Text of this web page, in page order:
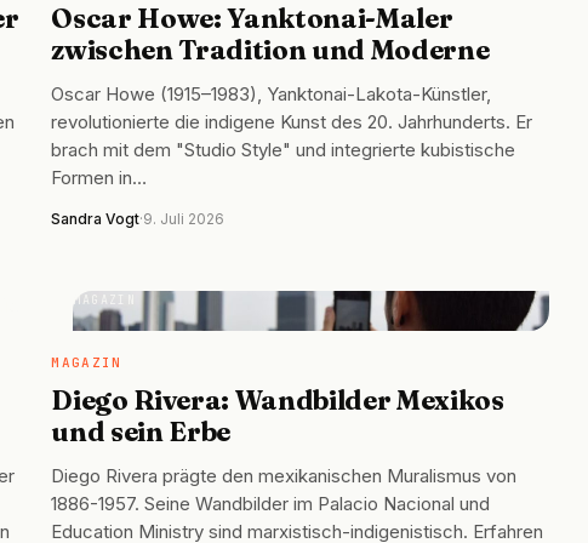
Oscar Howe: Yanktonai-Maler
zwischen Tradition und Moderne
Oscar Howe (1915–1983), Yanktonai-Lakota-Künstler,
revolutionierte die indigene Kunst des 20. Jahrhunderts. Er
brach mit dem "Studio Style" und integrierte kubistische
Formen in…
Sandra Vogt·9. Juli 2026
MAGAZIN
MAGAZIN
Diego Rivera: Wandbilder Mexikos
und sein Erbe
Diego Rivera prägte den mexikanischen Muralismus von
1886-1957. Seine Wandbilder im Palacio Nacional und
Education Ministry sind marxistisch-indigenistisch. Erfahren